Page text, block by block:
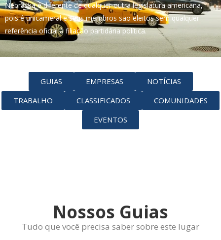
Nebraska é diferente de qualquer outra legislatura americana,
pois é unicameral e seus membros são eleitos sem qualquer
referência oficial à filiação partidária política.
GUIAS EMPRESAS
NOTÍCIAS
TRABALHO
CLASSIFICADOS
COMUNIDADES
EVENTOS
Nossos Guias
Tudo que você precisa saber sobre este lugar